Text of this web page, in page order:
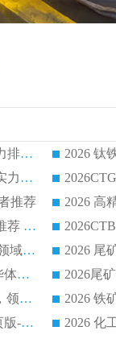
2026 钛铁矿平板磁选机选购全攻略 市场公认优质品牌厂家实力排行榜
2026 钛铁矿平板磁选机选购指南 行业口碑优选品牌生产企业实力排行榜
推荐
2026 高精度粉料磁选机头部厂家选购指南 行业口碑靠谱品牌推荐 领域强者华体会手机网页版-华体会(中国) 解析
2026 CTB 湿式永磁磁选机选购指南|行业口碑良好品牌推荐，领域强者华体会手机网页版-华体会(中国)
2026 尾矿磁选机行业口碑领域强者，源头直供国内主流厂家华体会手机网页版-华体会(中国) 一站式服务
2026 国内主流铁矿磁选机厂家选购指南|行业口碑好品牌推荐，领域强者华体会手机网页版-华体会(中国)
2026 铁矿磁选机靠谱厂家选购指南，领域强者华体会手机网页版-华体会(中国) 铁矿磁选机性价比高
2026 化